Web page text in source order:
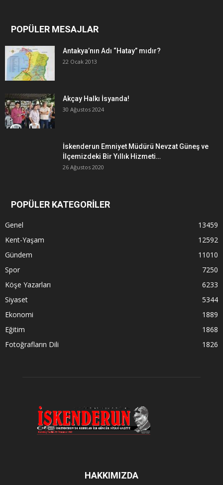
POPÜLER MESAJLAR
Antakya’nın Adı “Hatay” mıdır?
22 Ocak 2013
Akçay Halkı İsyanda!
30 Ağustos 2024
İskenderun Emniyet Müdürü Nevzat Güneş ve
İlçemizdeki Bir Yıllık Hizmeti…
26 Ağustos 2020
POPÜLER KATEGORİLER
Genel
13459
Kent-Yaşam
12592
Gündem
11010
Spor
7250
Köşe Yazarları
6233
Siyaset
5344
Ekonomi
1889
Eğitim
1868
Fotoğrafların Dili
1826
HAKKIMIZDA